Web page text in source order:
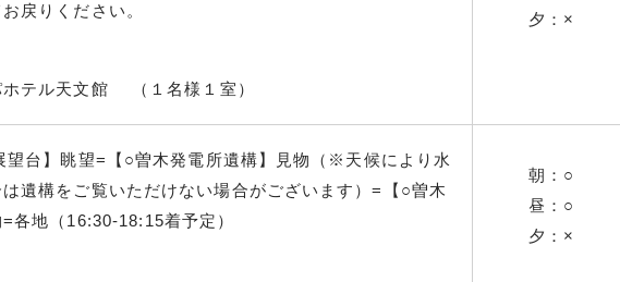
戻りください。
ホテル天文館 （１名様１室）
夕：×
望台】眺望=【○曽木発電所遺構】見物（※天候により水
遺構をご覧いただけない場合がございます）=【○曽木
各地（16:30-18:15着予定）
朝：○
昼：○
夕：×